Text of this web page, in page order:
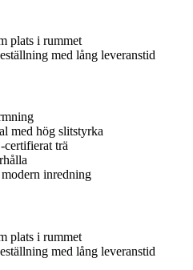
plats i rummet
med lång leveranstid
med hög slitstyrka
trä
inredning
plats i rummet
med lång leveranstid